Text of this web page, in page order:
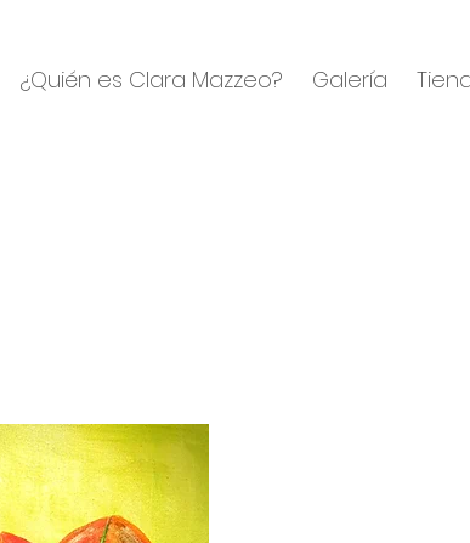
¿Quién es Clara Mazzeo? Galería